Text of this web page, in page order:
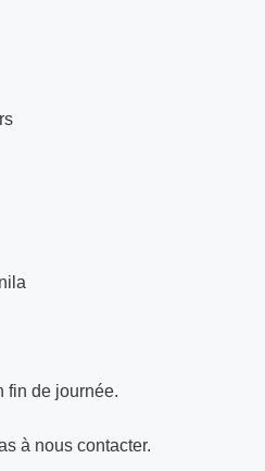
fin de journée.
à nous contacter.